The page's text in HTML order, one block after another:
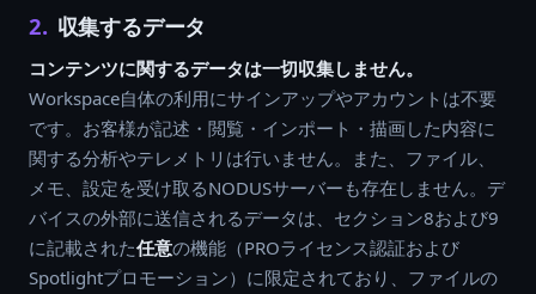
2. 収集するデータ
コンテンツに関するデータは一切収集しません。
Workspace自体の利用にサインアップやアカウントは不要
です。お客様が記述・閲覧・インポート・描画した内容に
関する分析やテレメトリは行いません。また、ファイル、
メモ、設定を受け取るNODUSサーバーも存在しません。デ
バイスの外部に送信されるデータは、セクション8および9
に記載された任意の機能（PROライセンス認証および
Spotlightプロモーション）に限定されており、ファイルの